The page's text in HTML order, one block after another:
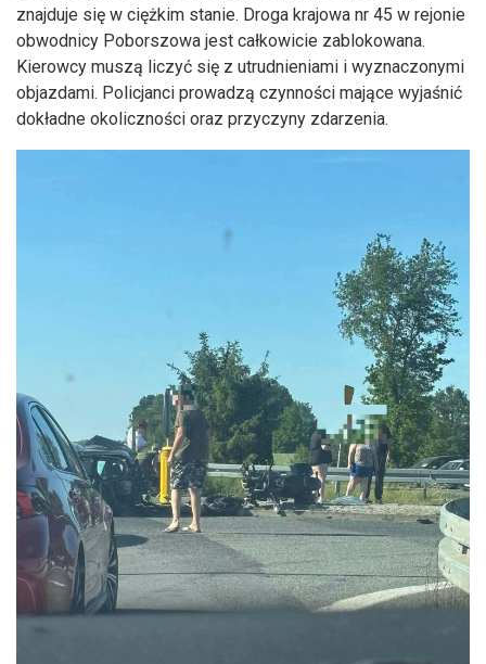
znajduje się w ciężkim stanie. Droga krajowa nr 45 w rejonie
obwodnicy Poborszowa jest całkowicie zablokowana.
Kierowcy muszą liczyć się z utrudnieniami i wyznaczonymi
objazdami. Policjanci prowadzą czynności mające wyjaśnić
dokładne okoliczności oraz przyczyny zdarzenia.